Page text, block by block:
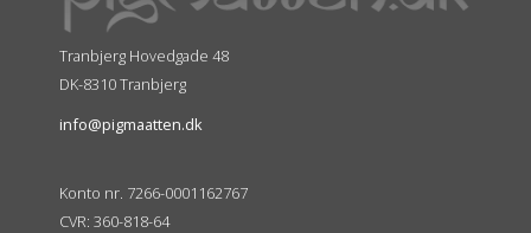
Tranbjerg Hovedgade 48
DK-8310 Tranbjerg
info@pigmaatten.dk
Konto nr. 7266-0001162767
CVR: 360-818-64